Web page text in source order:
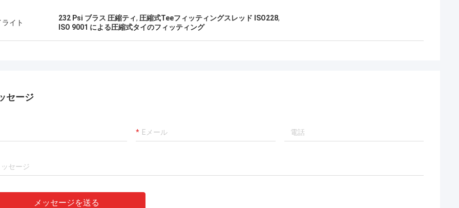
イト
232 Psi ブラス 圧縮ティ, 圧縮式Teeフィッティングスレッド ISO228,
ISO 9001 による圧縮式タイのフィッティング
セージ
メッセージを送る